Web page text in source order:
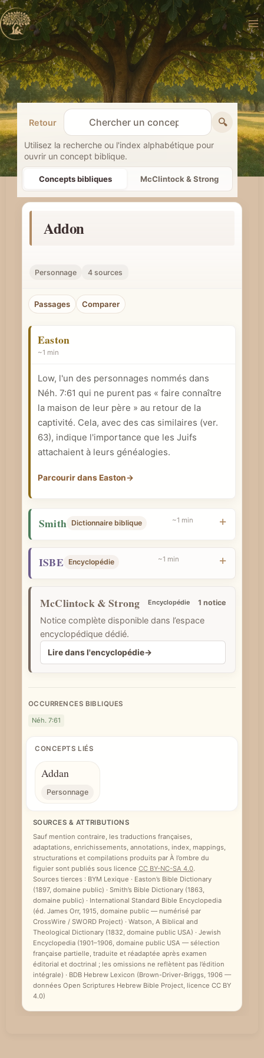
Aller
au
contenu
Retour
R
e
c
h
e
c
r
n
o
e
p
b
i
l
u
🔍
Utilisez la recherche ou l'index alphabétique pour
ouvrir un concept biblique.
Concepts bibliques McClintock & Strong
Addon
Personnage 4 sources
Passages Comparer
Easton
~1 min
Low, l'un des personnages nommés dans
Néh. 7:61 qui ne purent pas « faire connaître
la maison de leur père » au retour de la
captivité. Cela, avec des cas similaires (ver.
63), indique l'importance que les Juifs
attachaient à leurs généalogies.
Parcourir dans Easton→
Smith Dictionnaire biblique ~1 min
ISBE Encyclopédie ~1 min
McClintock & Strong Encyclopédie 1 notice
Notice complète disponible dans l’espace
encyclopédique dédié.
Lire dans l'encyclopédie→
OCCURRENCES BIBLIQUES
Néh. 7:61
CONCEPTS LIÉS
Addan
Personnage
SOURCES & ATTRIBUTIONS
Sauf mention contraire, les traductions françaises,
adaptations, enrichissements, annotations, index, mappings,
structurations et compilations produits par À l’ombre du
figuier sont publiés sous licence CC BY-NC-SA 4.0.
Sources tierces : BYM Lexique · Easton’s Bible Dictionary
(1897, domaine public) · Smith’s Bible Dictionary (1863,
domaine public) · International Standard Bible Encyclopedia
(éd. James Orr, 1915, domaine public — numérisé par
CrossWire / SWORD Project) · Watson, A Biblical and
Theological Dictionary (1832, domaine public USA) · Jewish
Encyclopedia (1901–1906, domaine public USA — sélection
française partielle, traduite et réadaptée après examen
éditorial et doctrinal ; les omissions ne reflètent pas l’édition
intégrale) · BDB Hebrew Lexicon (Brown-Driver-Briggs, 1906 —
données Open Scriptures Hebrew Bible Project, licence CC BY
4.0)